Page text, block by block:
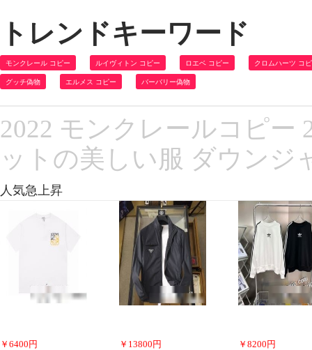
トレンドキーワード
モンクレール コピー ルイヴィトン コピー ロエベ コピー クロムハーツ コ
グッチ偽物 エルメス コピー バーバリー偽物
2022 モンクレールコピー
ットの美しい服 ダウンジ
人気急上昇
￥ 6400 円 ￥ 13800 円 ￥ 8200 円